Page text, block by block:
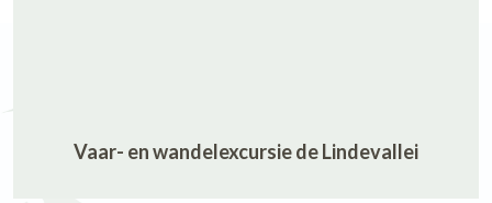
Vaar- en wandelexcursie de Lindevallei